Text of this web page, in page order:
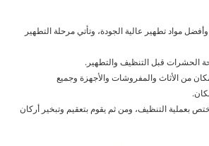
مواد تطهير عالية الجودة، وتأتي مرحلة التطهير
الحشرات قبل التنظيف والتطهير.
من الأثاث والمفروشات والأجهزة وجميع
بعملية التنظيف، ومن ثم يقوم بتعقيم وتبخير أركان